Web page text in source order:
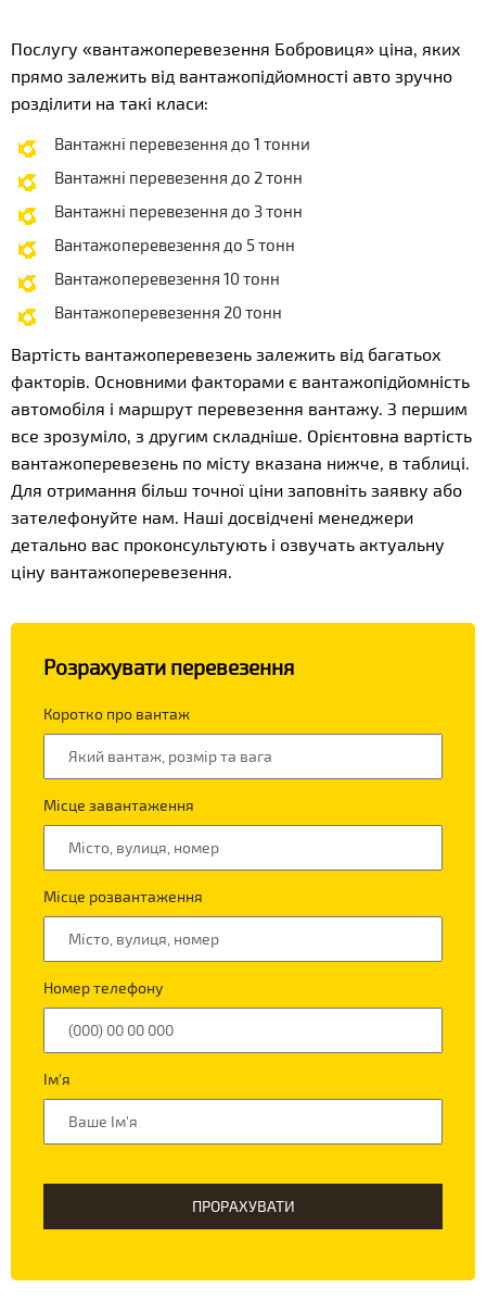
Послугу «вантажоперевезення Бобровиця» ціна, яких
прямо залежить від вантажопідйомності авто зручно
розділити на такі класи:
Вантажні перевезення до 1 тонни
Вантажні перевезення до 2 тонн
Вантажні перевезення до 3 тонн
Вантажоперевезення до 5 тонн
Вантажоперевезення 10 тонн
Вантажоперевезення 20 тонн
Вартість вантажоперевезень залежить від багатьох
факторів. Основними факторами є вантажопідйомність
автомобіля і маршрут перевезення вантажу. З першим
все зрозуміло, з другим складніше. Орієнтовна вартість
вантажоперевезень по місту вказана нижче, в таблиці.
Для отримання більш точної ціни заповніть заявку або
зателефонуйте нам. Наші досвідчені менеджери
детально вас проконсультують і озвучать актуальну
ціну вантажоперевезення.
Розрахувати перевезення
Коротко про вантаж
Місце завантаження
Місце розвантаження
Номер телефону
Ім'я
ПРОРАХУВАТИ